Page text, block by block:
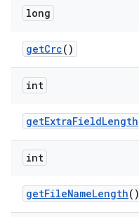
long
getCrc()
int
getExtraFieldLength
int
getFileNameLength()